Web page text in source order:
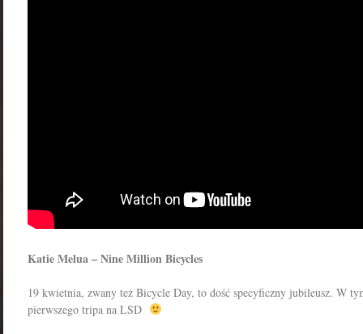
Katie Melua – Nine Million Bicycles
19 kwietnia, zwany też Bicycle Day, to dość specyficzny jubileusz. W
pierwszego tripa na LSD